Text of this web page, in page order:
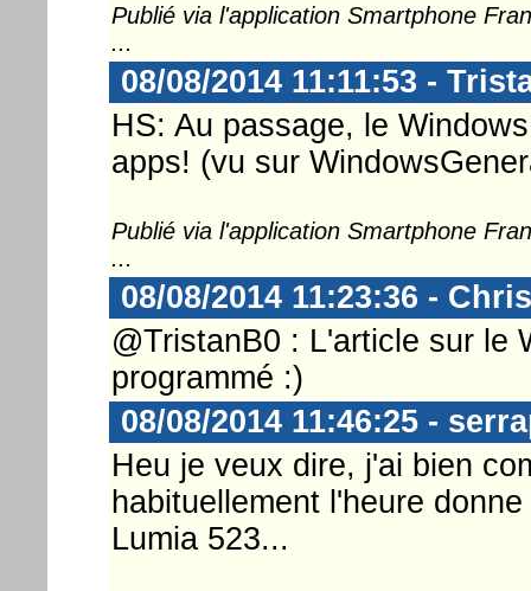
Publié via l'application Smartphone
...
08/08/2014 11:11:53 -
HS: Au passage, le
apps! (vu sur
Publié via l'application Smartphone
...
08/08/2014 11:23:36 -
@TristanB0 : L'article sur le
programmé :)
08/08/2014 11:46:25 -
Heu je veux dire, j'ai bien
habituellement l'heure
Lumia 523...